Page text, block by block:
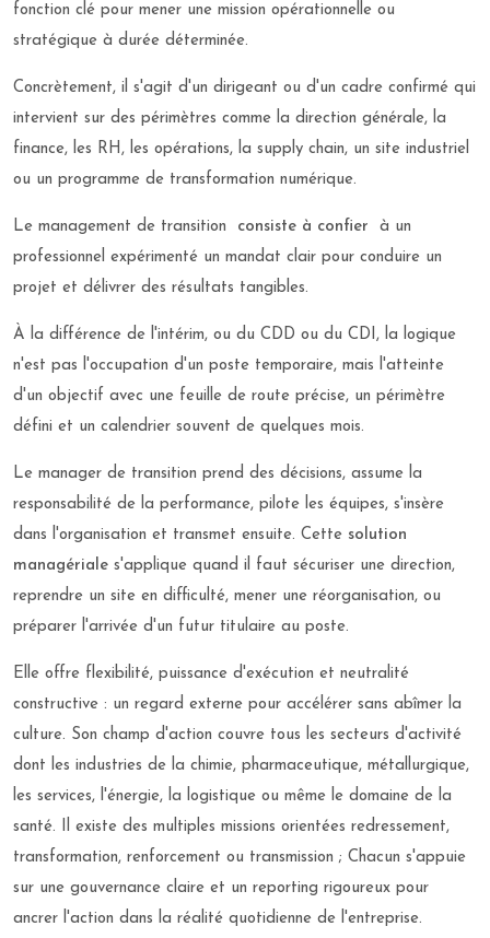
fonction clé pour mener une mission opérationnelle ou
stratégique à durée déterminée.
Concrètement, il s'agit d'un dirigeant ou d'un cadre confirmé qui
intervient sur des périmètres comme la direction générale, la
finance, les RH, les opérations, la supply chain, un site industriel
ou un programme de transformation numérique.
Le management de transition consiste à confier à un
professionnel expérimenté un mandat clair pour conduire un
projet et délivrer des résultats tangibles.
À la différence de l'intérim, ou du CDD ou du CDI, la logique
n'est pas l'occupation d'un poste temporaire, mais l'atteinte
d'un objectif avec une feuille de route précise, un périmètre
défini et un calendrier souvent de quelques mois.
Le manager de transition prend des décisions, assume la
responsabilité de la performance, pilote les équipes, s'insère
dans l'organisation et transmet ensuite. Cette solution
managériale s'applique quand il faut sécuriser une direction,
reprendre un site en difficulté, mener une réorganisation, ou
préparer l'arrivée d'un futur titulaire au poste.
Elle offre flexibilité, puissance d'exécution et neutralité
constructive : un regard externe pour accélérer sans abîmer la
culture. Son champ d'action couvre tous les secteurs d'activité
dont les industries de la chimie, pharmaceutique, métallurgique,
les services, l'énergie, la logistique ou même le domaine de la
santé. Il existe des multiples missions orientées redressement,
transformation, renforcement ou transmission ; Chacun s'appuie
sur une gouvernance claire et un reporting rigoureux pour
ancrer l'action dans la réalité quotidienne de l'entreprise.